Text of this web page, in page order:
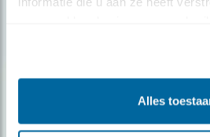
Alles